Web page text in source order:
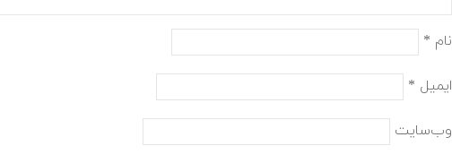
نام *
ایمیل *
وب‌سایت